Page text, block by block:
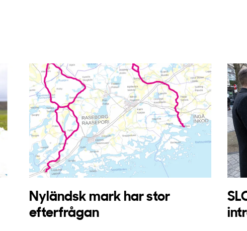
Nyländsk mark har stor
efterfrågan